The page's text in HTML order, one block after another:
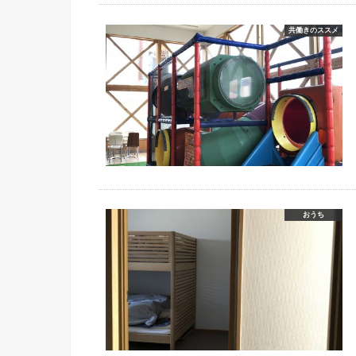
共働きのススメ
おうち